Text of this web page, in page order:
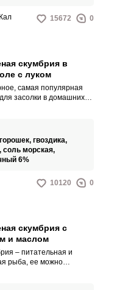
15672 0
скумбрия в
с луком
самая популярная
засолки в домашних
которую можно
на ужин с вареной
гвоздика,
соль морская,
6%
10120 0
скумбрия с
и маслом
– питательная и
рыба, ее можно